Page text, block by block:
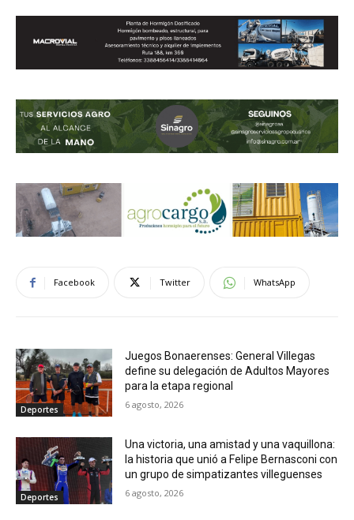
Facebook Twitter WhatsApp
Deportes
Juegos Bonaerenses: General Villegas
define su delegación de Adultos Mayores
para la etapa regional
6 agosto, 2026
Deportes
Una victoria, una amistad y una vaquillona:
la historia que unió a Felipe Bernasconi con
un grupo de simpatizantes villeguenses
6 agosto, 2026